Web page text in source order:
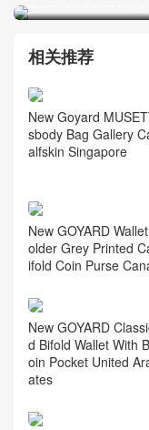
相关推荐
New Goyard
sbody Bag Gallery
alfskin Singapore
New GOYARD
older Grey Printed
ifold Coin Purse
New GOYARD
d Bifold Wallet With
oin Pocket United
ates